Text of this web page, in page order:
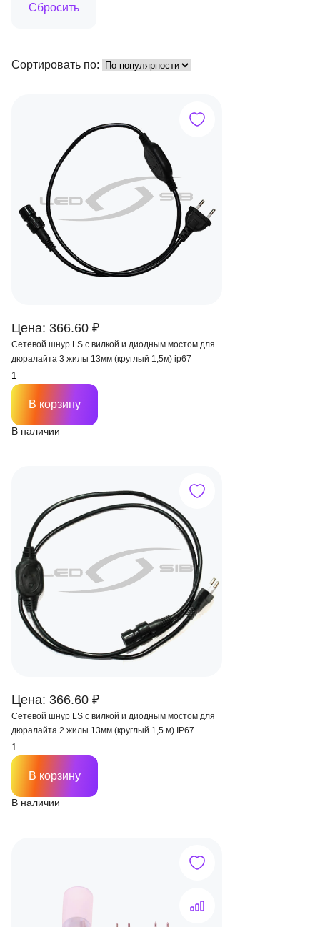
Сортировать по:
Цена: 366.60 ₽
Сетевой шнур LS с вилкой и диодным мостом для
дюралайта 3 жилы 13мм (круглый 1,5м) ip67
В наличии
В корзину
Цена: 366.60 ₽
Сетевой шнур LS с вилкой и диодным мостом для
дюралайта 2 жилы 13мм (круглый 1,5 м) IP67
В наличии
В корзину